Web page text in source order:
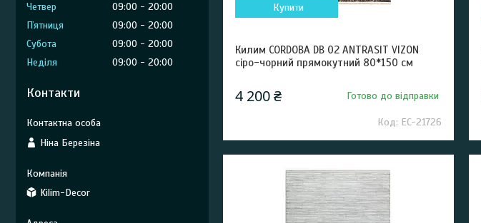
Купити
Килим CORDOBA DB 02 ANTRASIT VIZON
сіро-чорний прямокутний 80*150 см
4 200 ₴ Готово до відправки
EC-21726
Четвер
09:00
20:00
Пʼятниця
09:00
20:00
Субота
09:00
20:00
Неділя
09:00 20:00
Контакти
Ніна Березіна
Kilim-Decor